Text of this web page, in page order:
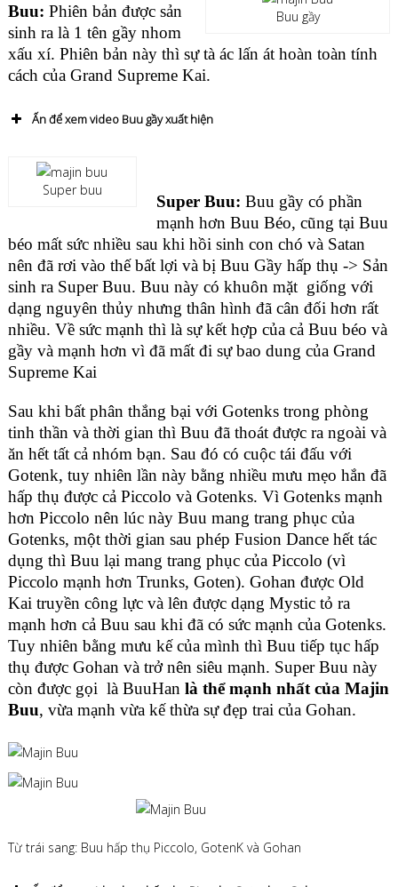
Buu gầy
Buu: Phiên bản được sản
sinh ra là 1 tên gầy nhom
xấu xí. Phiên bản này thì sự tà ác lấn át hoàn toàn tính
cách của Grand Supreme Kai.
Ấn để xem video Buu gầy xuất hiện
Super buu
Super Buu: Buu gầy có phần
mạnh hơn Buu Béo, cũng tại Buu
béo mất sức nhiều sau khi hồi sinh con chó và Satan
nên đã rơi vào thế bất lợi và bị Buu Gầy hấp thụ -> Sản
sinh ra Super Buu. Buu này có khuôn mặt giống với
dạng nguyên thủy nhưng thân hình đã cân đối hơn rất
nhiều. Về sức mạnh thì là sự kết hợp của cả Buu béo và
gầy và mạnh hơn vì đã mất đi sự bao dung của Grand
Supreme Kai
Sau khi bất phân thắng bại với Gotenks trong phòng
tinh thần và thời gian thì Buu đã thoát được ra ngoài và
ăn hết tất cả nhóm bạn. Sau đó có cuộc tái đấu với
Gotenk, tuy nhiên lần này bằng nhiều mưu mẹo hắn đã
hấp thụ được cả Piccolo và Gotenks. Vì Gotenks mạnh
hơn Piccolo nên lúc này Buu mang trang phục của
Gotenks, một thời gian sau phép Fusion Dance hết tác
dụng thì Buu lại mang trang phục của Piccolo (vì
Piccolo mạnh hơn Trunks, Goten). Gohan được Old
Kai truyền công lực và lên được dạng Mystic tỏ ra
mạnh hơn cả Buu sau khi đã có sức mạnh của Gotenks.
Tuy nhiên bằng mưu kế của mình thì Buu tiếp tục hấp
thụ được Gohan và trở nên siêu mạnh. Super Buu này
còn được gọi là BuuHan là thể mạnh nhất của Majin
Buu, vừa mạnh vừa kế thừa sự đẹp trai của Gohan.
Từ trái sang: Buu hấp thụ Piccolo, GotenK và Gohan